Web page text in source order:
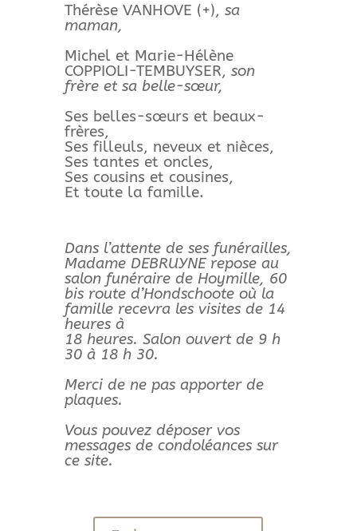
Thérèse VANHOVE (+), sa
maman,
Michel et Marie-Hélène
COPPIOLI-TEMBUYSER, son
frère et sa belle-sœur,
Ses belles-sœurs et beaux-
frères,
Ses filleuls, neveux et nièces,
Ses tantes et oncles,
Ses cousins et cousines,
Et toute la famille.
Dans l’attente de ses funérailles,
Madame DEBRUYNE repose au
salon funéraire de Hoymille, 60
bis route d’Hondschoote où la
famille recevra les visites de 14
heures à
18 heures. Salon ouvert de 9 h
30 à 18 h 30.
Merci de ne pas apporter de
plaques.
Vous pouvez déposer vos
messages de condoléances sur
ce site.